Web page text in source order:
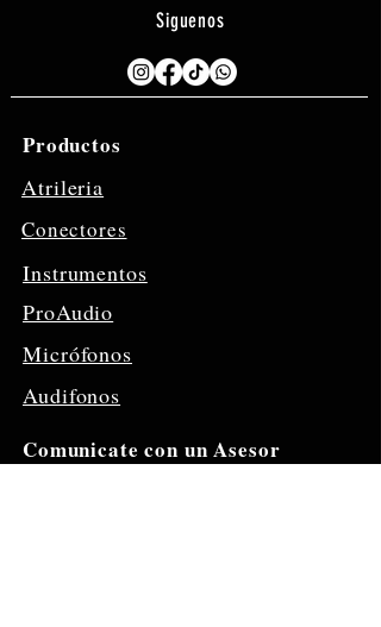
Siguenos
Instrumentos
Atrileria
Conectores
Productos
ProAudio
Micrófonos
Audifonos
Comunicate con un Asesor